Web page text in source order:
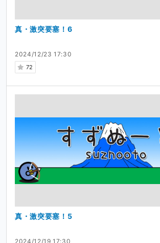
2024/12/23 17:30
72
真・激突要塞！6
2024/12/19 17:30
真・激突要塞！5